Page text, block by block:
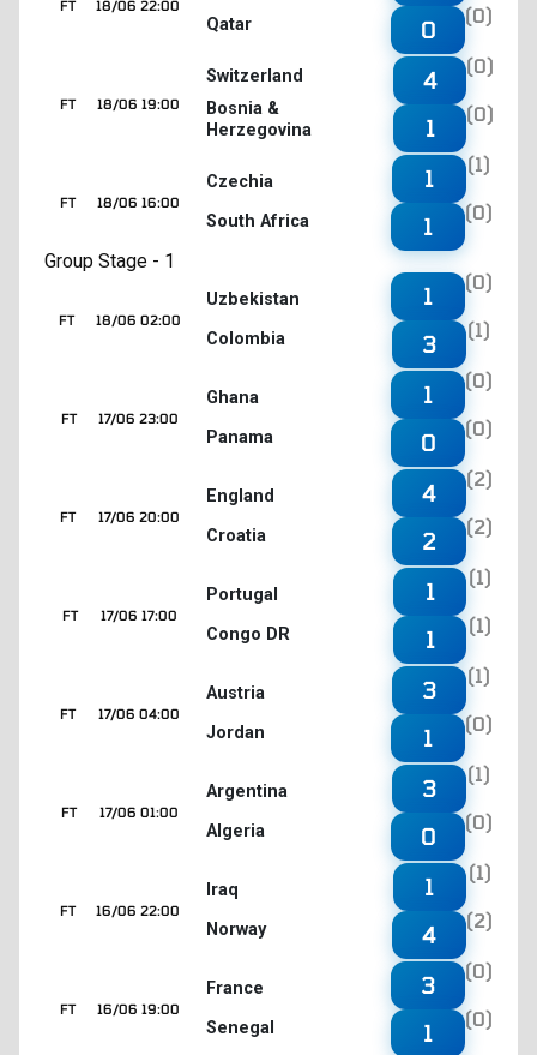
18/06 22:00
FT
Qatar 0
(0)
18/06 19:00
FT
Switzerland
Bosnia &
Herzegovina
4
(0)
1
(0)
18/06 16:00
FT
Czechia
South Africa
1
(1)
1
(0)
Group Stage - 1
18/06 02:00
FT
Uzbekistan
Colombia
1
(0)
3
(1)
17/06 23:00
FT
Ghana
Panama
1
(0)
0
(0)
17/06 20:00
FT
England
Croatia
4
(2)
2
(2)
17/06 17:00
FT
Portugal
Congo DR
1
(1)
1
(1)
17/06 04:00
FT
Austria
Jordan
3
(1)
1
(0)
17/06 01:00
FT
Argentina
Algeria
3
(1)
0
(0)
16/06 22:00
FT
Iraq
Norway
1
(1)
4
(2)
16/06 19:00
FT
France
Senegal
3
(0)
1
(0)